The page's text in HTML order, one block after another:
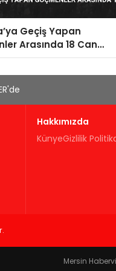
Geçiş Yapan
Arasında 18 Can
Hakkımızda
KünyeGizlilik
Mersin Haber